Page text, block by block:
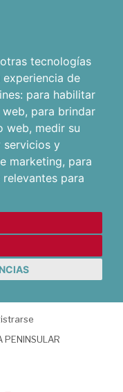
tecnologías
de
para habilitar
, para brindar
web, medir su
servicios y
marketing, para
para
PENINSULAR